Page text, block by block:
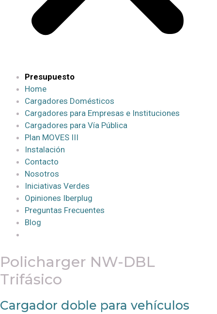
Presupuesto
Home
Cargadores Domésticos
Cargadores para Empresas e Instituciones
Cargadores para Vía Pública
Plan MOVES III
Instalación
Contacto
Nosotros
Iniciativas Verdes
Opiniones Iberplug
Preguntas Frecuentes
Blog
Policharger NW-DBL
Trifásico
Cargador doble para vehículos